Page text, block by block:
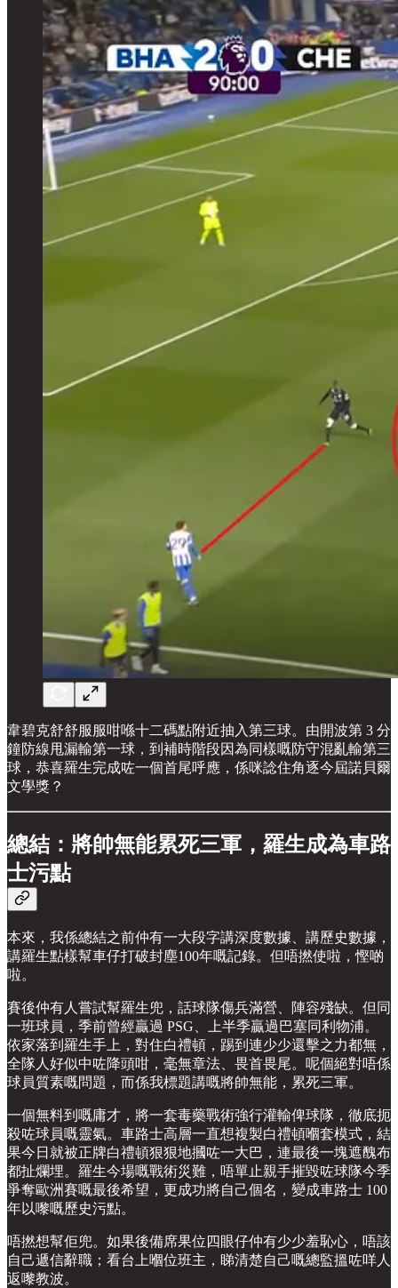
韋碧克舒舒服服咁喺十二碼點附近抽入第三球。由開波第 3 分
鐘防線甩漏輸第一球，到補時階段因為同樣嘅防守混亂輸第三
球，恭喜羅生完成咗一個首尾呼應，係咪諗住角逐今屆諾貝爾
文學獎？
總結：將帥無能累死三軍，羅生成為車路
士污點
本來，我係總結之前仲有一大段字講深度數據、講歷史數據，
講羅生點樣幫車仔打破封塵100年嘅記錄。但唔撚使啦，慳啲
啦。
賽後仲有人嘗試幫羅生兜，話球隊傷兵滿營、陣容殘缺。但同
一班球員，季前曾經贏過 PSG、上半季贏過巴塞同利物浦。
依家落到羅生手上，對住白禮頓，踢到連少少還擊之力都無，
全隊人好似中咗降頭咁，毫無章法、畏首畏尾。呢個絕對唔係
球員質素嘅問題，而係我標題講嘅將帥無能，累死三軍。
一個無料到嘅庸才，將一套毒藥戰術強行灌輸俾球隊，徹底扼
殺咗球員嘅靈氣。車路士高層一直想複製白禮頓嗰套模式，結
果今日就被正牌白禮頓狠狠地摑咗一大巴，連最後一塊遮醜布
都扯爛埋。羅生今場嘅戰術災難，唔單止親手摧毀咗球隊今季
爭奪歐洲賽嘅最後希望，更成功將自己個名，變成車路士 100
年以嚟嘅歷史污點。
唔撚想幫佢兜。如果後備席果位四眼仔仲有少少羞恥心，唔該
自己遞信辭職；看台上嗰位班主，睇清楚自己嘅總監搵咗咩人
返嚟教波。